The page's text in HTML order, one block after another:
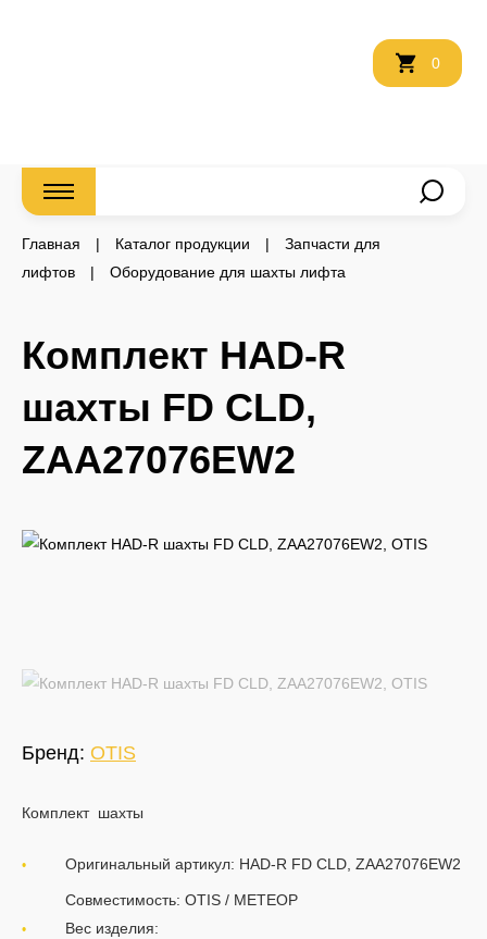
Оставить
0
Запчасти для лифтов
Главная | Каталог продукции |
Запчасти для
лифтов
| Оборудование для шахты лифта
Комплект HAD-R
шахты FD CLD,
ZAA27076EW2
Бренд: OTIS
Комплект шахты
Оригинальный артикул: HAD-R FD CLD, ZAA27076EW2
Совместимость: OTIS / МЕТЕОР
Вес изделия: